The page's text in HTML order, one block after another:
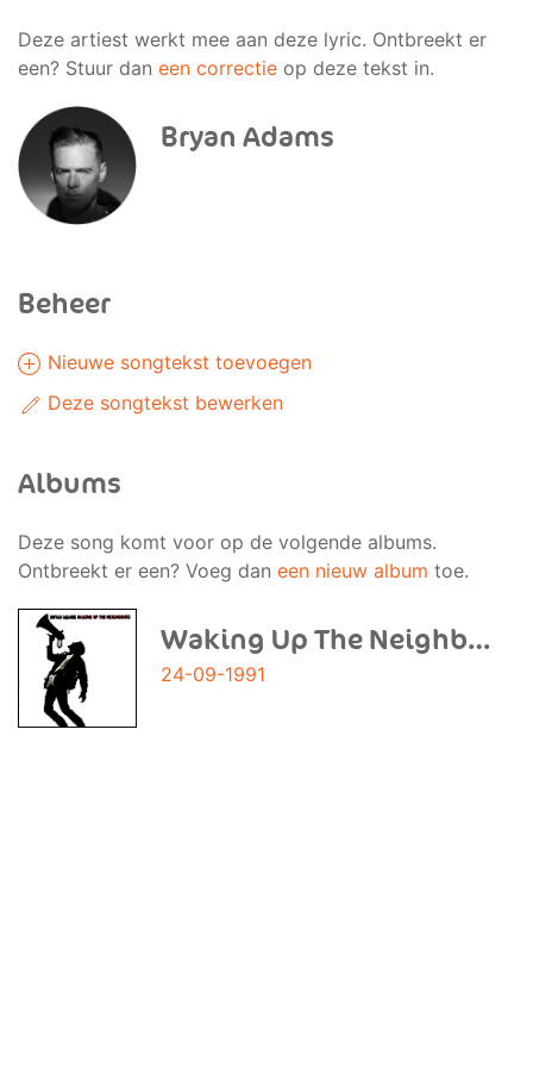
Deze artiest werkt mee aan deze lyric. Ontbreekt er
een? Stuur dan een correctie op deze tekst in.
Bryan Adams
Beheer
Nieuwe songtekst toevoegen
Deze songtekst bewerken
Albums
Deze song komt voor op de volgende albums.
Ontbreekt er een? Voeg dan een nieuw album toe.
Waking Up The Neighbours
24-09-1991